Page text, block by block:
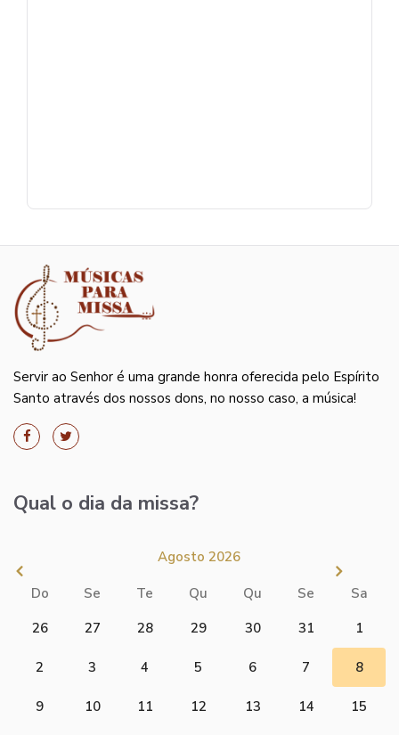
Servir ao Senhor é uma grande honra oferecida pelo Espírito
Santo através dos nossos dons, no nosso caso, a música!
Qual o dia da missa?
Agosto 2026
Do Se Te Qu Qu Se
Sa
26
27 28 29 30 31 1
2 3 4 5 6 7 8
9 10 11 12 13 14 15